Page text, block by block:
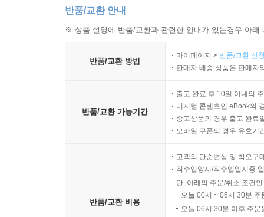
10장 접근성, 안전, 책임 있는 설계
다양한 사용자 조건을 고려하는 원칙
이해 가능성과 조작성의 보장
과도한 자극과 의존 유발의 회피
개인정보와 데이터 최소화 관점
장기 운영에서의 신뢰 유지 원칙
반품/교환 안내
※ 상품 설명에 반품/교환과 관련한 안내가 있는경우 아
반품/교환 방법
마이페이지 > 반품/교환 신
판매자 배송 상품은 판매자
반품/교환 가능기간
출고 완료 후 10일 이내의
디지털 콘텐츠인 eBook의
중고상품의 경우 출고 완료
모바일 쿠폰의 경우 유효기
반품/교환 비용
고객의 단순변심 및 착오구
직수입양서/직수입일서중
단, 아래의 주문/취소 조건
오늘 00시 ~ 06시 30분
오늘 06시 30분 이후 주